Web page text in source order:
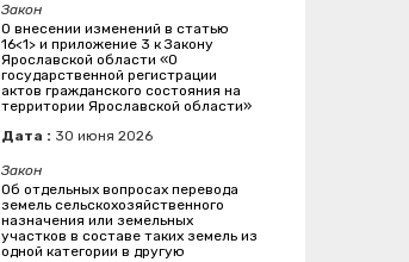
Закон
О внесении изменений в статью
16<1> и приложение 3 к Закону
Ярославской области «О
государственной регистрации
актов гражданского состояния на
территории Ярославской области»
Дата : 30 июня 2026
Закон
Об отдельных вопросах перевода
земель сельскохозяйственного
назначения или земельных
участков в составе таких земель из
одной категории в другую